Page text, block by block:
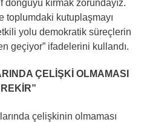
kırmak zorundayız.
toplumdaki kutuplaşmayı
yolu demokratik süreçlerin
geçiyor” ifadelerini kullandı.
ÇELİŞKİ OLMAMASI
çelişkinin olmaması